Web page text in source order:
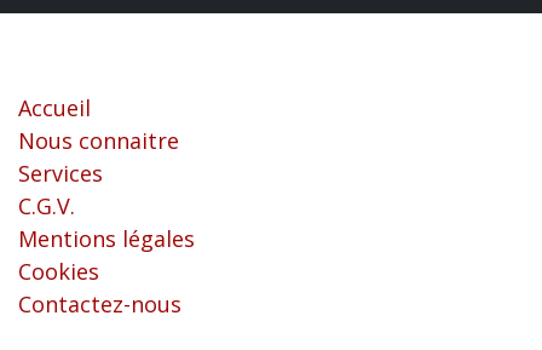
Accueil
Nous connaitre
Services
C.G.V.
Mentions légales
Cookies
Contactez-nous